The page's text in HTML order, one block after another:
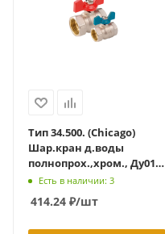
Тип 34.500. (Chicago)
Шар.кран д.воды
полнопрох.,хром., Ду010,
Ру25,Траб=95,Тмах=110
гр.,внутр.р-ба, рукоятка
обычная
Есть в наличии: 3
414.24 ₽/шт